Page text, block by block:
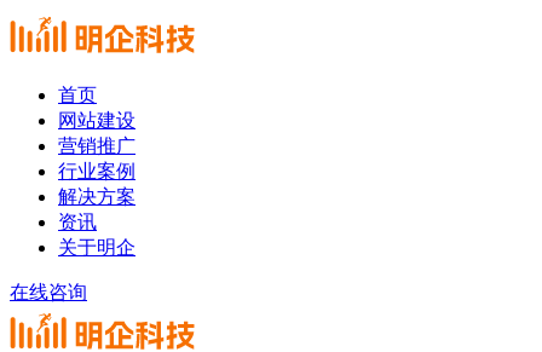
首页
网站建设
营销推广
行业案例
解决方案
资讯
关于明企
在线咨询